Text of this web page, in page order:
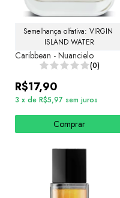
Semelhança olfativa: VIRGIN
ISLAND WATER
Caribbean - Nuancielo
(0)
R$17,90
3 x de R$5,97 sem juros
Comprar